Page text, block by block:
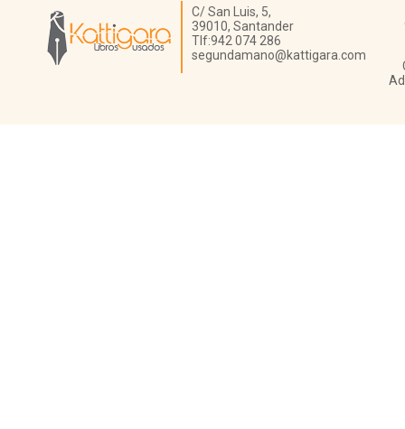
Librería Kattigara
C/ San Luis, 5,
39010, Santander
Tlf:942 074 286
segundamano@kattigara.com